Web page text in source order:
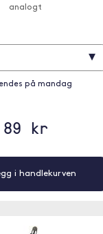
analogt
▾
på mandag
89 kr
i handlekurven